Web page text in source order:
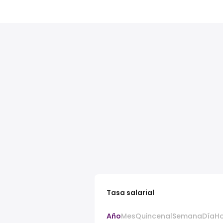
Tasa salarial
AñoMesQuincenalSemanaDía